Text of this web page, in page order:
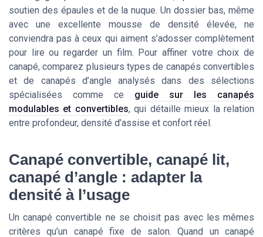
soutien des épaules et de la nuque. Un dossier bas, même
avec une excellente mousse de densité élevée, ne
conviendra pas à ceux qui aiment s’adosser complètement
pour lire ou regarder un film. Pour affiner votre choix de
canapé, comparez plusieurs types de canapés convertibles
et de canapés d’angle analysés dans des sélections
spécialisées comme ce guide sur les canapés
modulables et convertibles, qui détaille mieux la relation
entre profondeur, densité d’assise et confort réel.
Canapé convertible, canapé lit,
canapé d’angle : adapter la
densité à l’usage
Un canapé convertible ne se choisit pas avec les mêmes
critères qu’un canapé fixe de salon. Quand un canapé